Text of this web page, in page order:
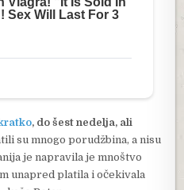
, do šest nedelja, ali
su mnogo porudžbina, a nisu
je napravila je mnoštvo
unapred platila i očekivala